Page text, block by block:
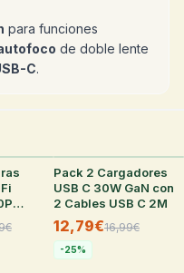
para funciones
de doble lente
C.
€
27
Pack 2 Cargadores
USB C 30W GaN con
2 Cables USB C 2M
12,79€16,99€
-25%